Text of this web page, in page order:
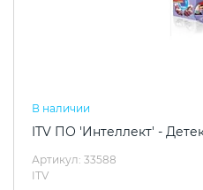
В наличии
ITV ПО 'Интеллект' -
Артикул: 33588
ITV